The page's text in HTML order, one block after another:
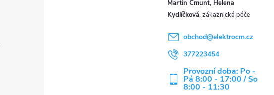
Martin Cmunt, Helena
Kydlíčková
obchod@elektrocm.cz
377223454
Provozní doba: Po -
Pá 8:00 - 17:00 / So
8:00 - 11:30